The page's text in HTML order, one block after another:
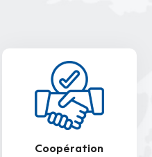
Coopération